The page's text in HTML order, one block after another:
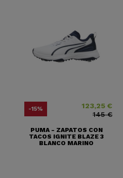
-15% Precio123,25 €
Precio base
145 €
PUMA - ZAPATOS CON
TACOS IGNITE BLAZE 3
BLANCO MARINO